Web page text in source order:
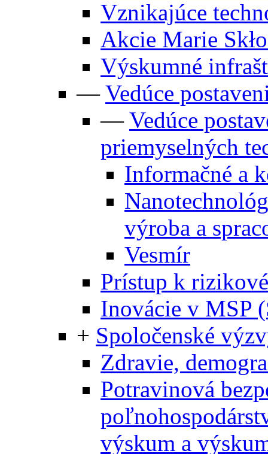
Vznikajúce
Akcie Marie
Výskumné
— Vedúce
— Vedúce
priemyselných
Informačné a
výroba a
Vesmír
Prístup k
Inovácie v MSP
+ Spoločenské
Zdravie,
Potravinová
výskum a